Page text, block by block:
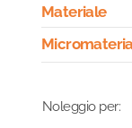
Materiale
Noleggio per: